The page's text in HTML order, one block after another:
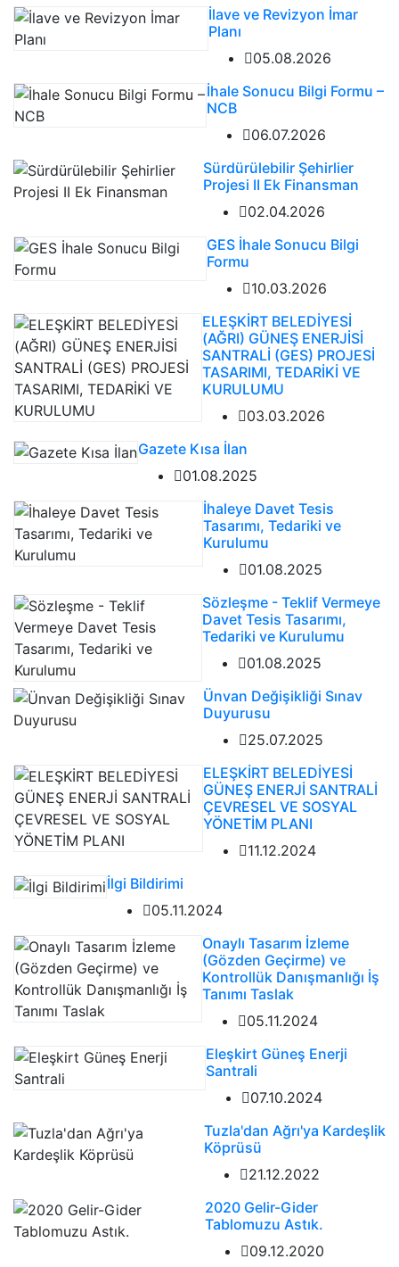
İlave ve Revizyon İmar
Planı
05.08.2026
İhale Sonucu Bilgi Formu –
NCB
06.07.2026
Sürdürülebilir Şehirlier
Projesi II Ek Finansman
02.04.2026
GES İhale Sonucu Bilgi
Formu
10.03.2026
ELEŞKİRT BELEDİYESİ
(AĞRI) GÜNEŞ ENERJİSİ
SANTRALİ (GES) PROJESİ
TASARIMI, TEDARİKİ VE
KURULUMU
03.03.2026
Gazete Kısa İlan
01.08.2025
İhaleye Davet Tesis
Tasarımı, Tedariki ve
Kurulumu
01.08.2025
Sözleşme - Teklif Vermeye
Davet Tesis Tasarımı,
Tedariki ve Kurulumu
01.08.2025
Ünvan Değişikliği Sınav
Duyurusu
25.07.2025
ELEŞKİRT BELEDİYESİ
GÜNEŞ ENERJİ SANTRALİ
ÇEVRESEL VE SOSYAL
YÖNETİM PLANI
11.12.2024
İlgi Bildirimi
05.11.2024
Onaylı Tasarım İzleme
(Gözden Geçirme) ve
Kontrollük Danışmanlığı İş
Tanımı Taslak
05.11.2024
Eleşkirt Güneş Enerji
Santrali
07.10.2024
Tuzla'dan Ağrı'ya Kardeşlik
Köprüsü
21.12.2022
2020 Gelir-Gider
Tablomuzu Astık.
09.12.2020